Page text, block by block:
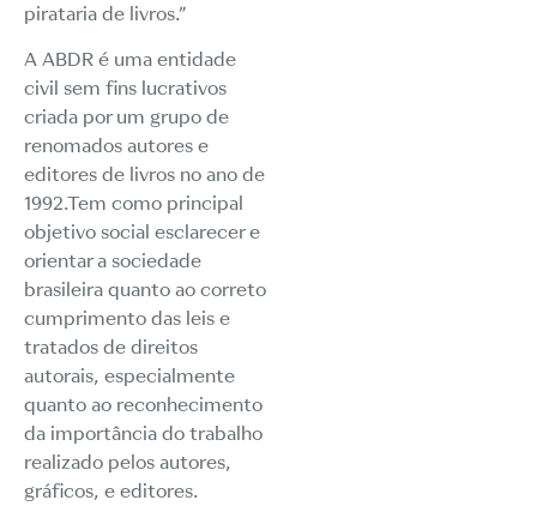
pirataria de livros.”
A ABDR é uma entidade
civil sem fins lucrativos
criada por um grupo de
renomados autores e
editores de livros no ano de
1992.Tem como principal
objetivo social esclarecer e
orientar a sociedade
brasileira quanto ao correto
cumprimento das leis e
tratados de direitos
autorais, especialmente
quanto ao reconhecimento
da importância do trabalho
realizado pelos autores,
gráficos, e editores.